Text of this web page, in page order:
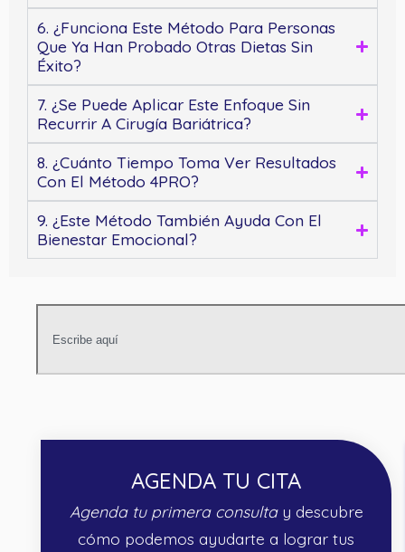
6. ¿Funciona Este Método Para Personas
Que Ya Han Probado Otras Dietas Sin
Éxito?
7. ¿Se Puede Aplicar Este Enfoque Sin
Recurrir A Cirugía Bariátrica?
8. ¿Cuánto Tiempo Toma Ver Resultados
Con El Método 4PRO?
9. ¿Este Método También Ayuda Con El
Bienestar Emocional?
AGENDA TU CITA
Agenda tu primera consultay descubre
cómo podemos ayudarte a lograr tus